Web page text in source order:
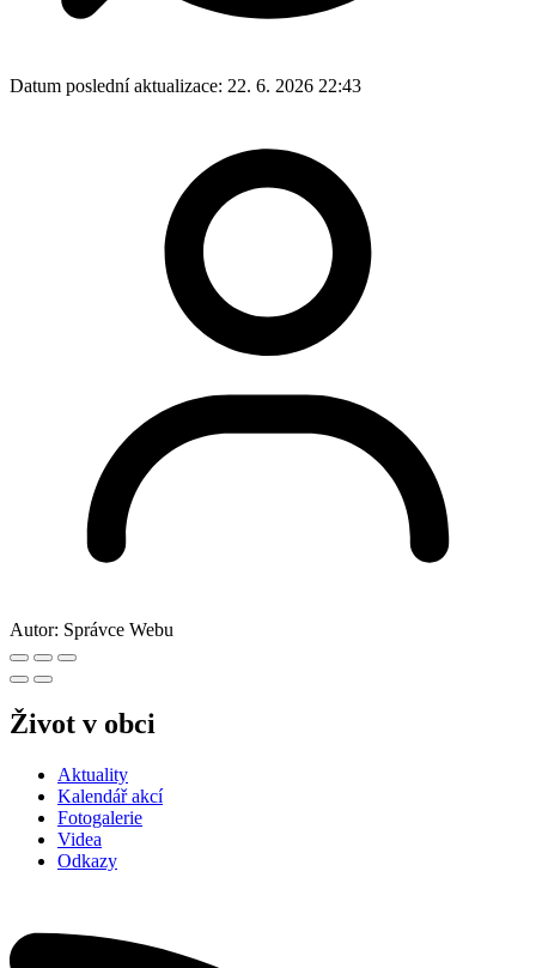
Datum poslední aktualizace: 22. 6. 2026 22:43
Autor: Správce Webu
Život v obci
Aktuality
Kalendář akcí
Fotogalerie
Videa
Odkazy